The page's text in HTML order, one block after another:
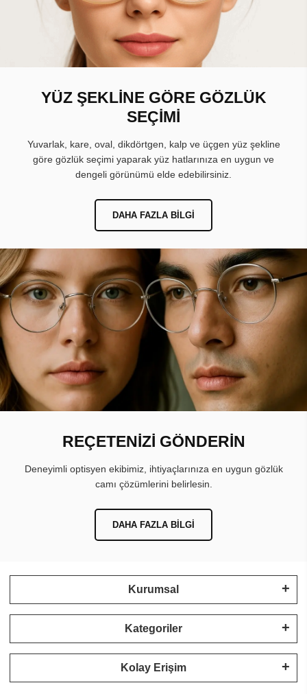
YÜZ ŞEKLİNE GÖRE GÖZLÜK
SEÇİMİ
Yuvarlak, kare, oval, dikdörtgen, kalp ve üçgen yüz şekline
göre gözlük seçimi yaparak yüz hatlarınıza en uygun ve
dengeli görünümü elde edebilirsiniz.
DAHA FAZLA BILGI
REÇETENİZİ GÖNDERİN
Deneyimli optisyen ekibimiz, ihtiyaçlarınıza en uygun gözlük
camı çözümlerini belirlesin.
DAHA FAZLA BILGI
Kurumsal
Kategoriler
Kolay Erişim